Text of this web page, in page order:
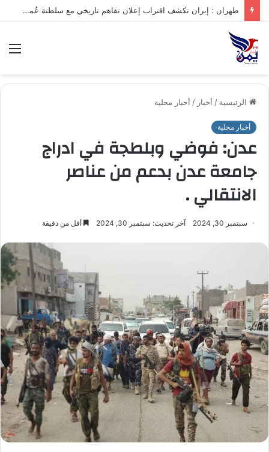
.تعرف على متوسط أسعار الذهب في صنعاء وعدن الخميس – 06/08/2026
الرئيسية / أخبار / أخبار محلية
أخبار محلية
عدن: فوضي وبلطجة في ادراج
جامعة عدن بدعم من عناصر
الانتقالي .
سبتمبر 30, 2024 آخر تحديث: سبتمبر 30, 2024 أقل من دقيقة